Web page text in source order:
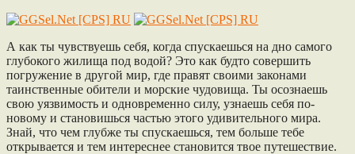
А как ты чувствуешь себя, когда спускаешься на дно самого
глубокого жилища под водой? Это как будто совершить
погружение в другой мир, где правят своими законами
таинственные обители и морские чудовища. Ты осознаешь
свою уязвимость и одновременно силу, узнаешь себя по-
новому и становишься частью этого удивительного мира.
Знай, что чем глубже ты спускаешься, тем больше тебе
открывается и тем интереснее становится твое путешествие.